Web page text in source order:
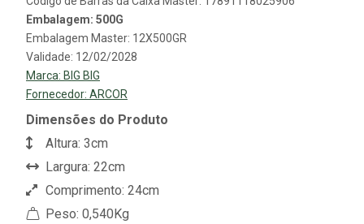
Embalagem: 500G
Embalagem Master: 12X500GR
Validade: 12/02/2028
Marca: BIG BIG
Fornecedor: ARCOR
Dimensões do Produto
Altura: 3cm
Largura: 22cm
Comprimento: 24cm
Peso: 0,540Kg